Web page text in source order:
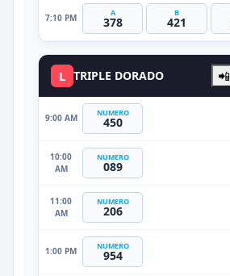
7:10 PM A
378
B
421
L TRIPLE DORADO 📲
9:00 AM NUMERO
450
10:00
AM
NUMERO
089
11:00
AM
NUMERO
206
1:00 PM NUMERO
954